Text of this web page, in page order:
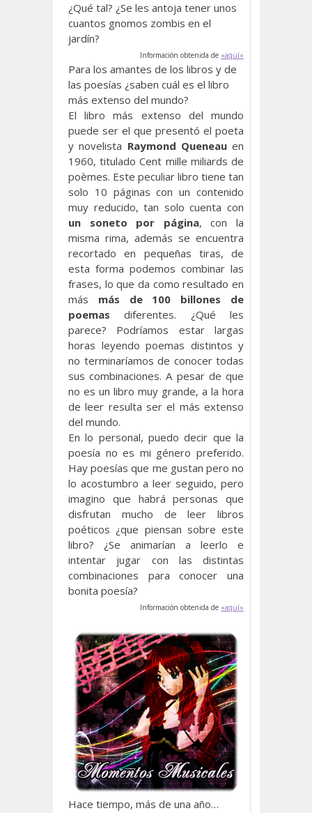
¿Qué tal? ¿Se les antoja tener unos
cuantos gnomos zombis en el
jardín?
Información obtenida de «aquí»
Para los amantes de los libros y de
las poesías ¿saben cuál es el libro
más extenso del mundo?
El libro más extenso del mundo
puede ser el que presentó el poeta
y novelista Raymond Queneauen
1960, titulado Cent mille miliards de
poèmes. Este peculiar libro tiene tan
solo 10 páginas con un contenido
muy reducido, tan solo cuenta con
un soneto por página, con la
misma rima, además se encuentra
recortado en pequeñas tiras, de
esta forma podemos combinar las
frases, lo que da como resultado en
más más de 100 billones de
poemas diferentes. ¿Qué les
parece? Podríamos estar largas
horas leyendo poemas distintos y
no terminaríamos de conocer todas
sus combinaciones. A pesar de que
no es un libro muy grande, a la hora
de leer resulta ser el más extenso
del mundo.
En lo personal, puedo decir que la
poesía no es mi género preferido.
Hay poesías que me gustan pero no
lo acostumbro a leer seguido, pero
imagino que habrá personas que
disfrutan mucho de leer libros
poéticos ¿que piensan sobre este
libro? ¿Se animarían a leerlo e
intentar jugar con las distintas
combinaciones para conocer una
bonita poesía?
Información obtenida de «aquí»
Hace tiempo, más de una año…